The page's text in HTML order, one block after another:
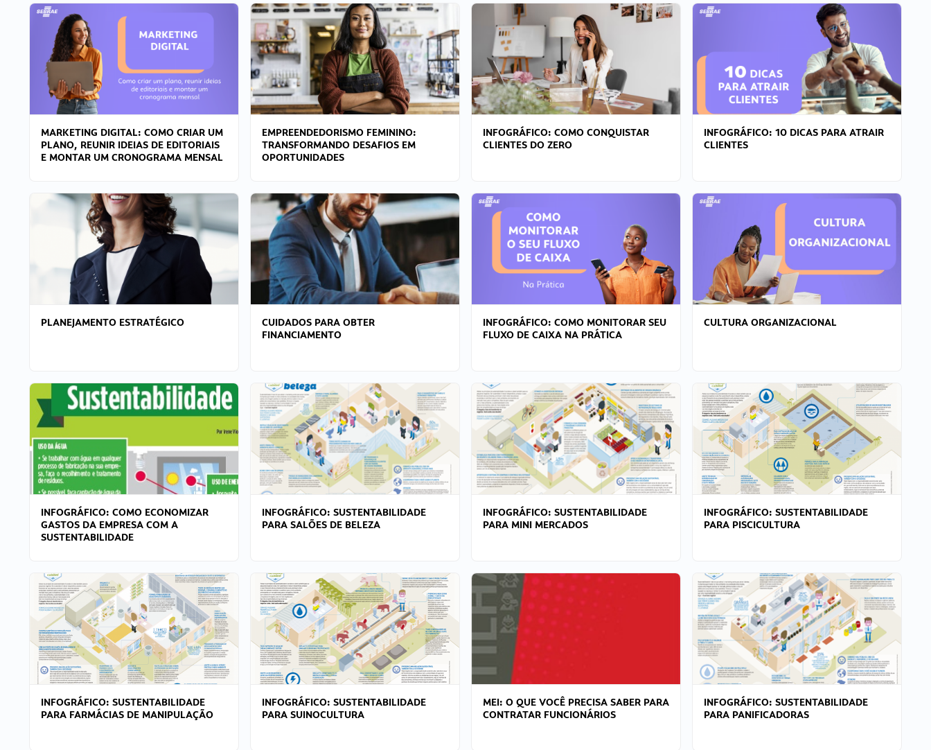
MARKETING DIGITAL: COMO CRIAR UM
PLANO, REUNIR IDEIAS DE EDITORIAIS
E MONTAR UM CRONOGRAMA MENSAL
EMPREENDEDORISMO FEMININO:
TRANSFORMANDO DESAFIOS EM
OPORTUNIDADES
INFOGRÁFICO: COMO CONQUISTAR
CLIENTES DO ZERO
INFOGRÁFICO: 10 DICAS PARA ATRAIR
CLIENTES
PLANEJAMENTO ESTRATÉGICO
CUIDADOS PARA OBTER
FINANCIAMENTO
INFOGRÁFICO: COMO MONITORAR SEU
FLUXO DE CAIXA NA PRÁTICA
CULTURA ORGANIZACIONAL
INFOGRÁFICO: COMO ECONOMIZAR
GASTOS DA EMPRESA COM A
SUSTENTABILIDADE
INFOGRÁFICO: SUSTENTABILIDADE
PARA SALÕES DE BELEZA
INFOGRÁFICO: SUSTENTABILIDADE
PARA MINI MERCADOS
INFOGRÁFICO: SUSTENTABILIDADE
PARA PISCICULTURA
INFOGRÁFICO: SUSTENTABILIDADE
PARA FARMÁCIAS DE MANIPULAÇÃO
INFOGRÁFICO: SUSTENTABILIDADE
PARA SUINOCULTURA
MEI: O QUE VOCÊ PRECISA SABER PARA
CONTRATAR FUNCIONÁRIOS
INFOGRÁFICO: SUSTENTABILIDADE
PARA PANIFICADORAS